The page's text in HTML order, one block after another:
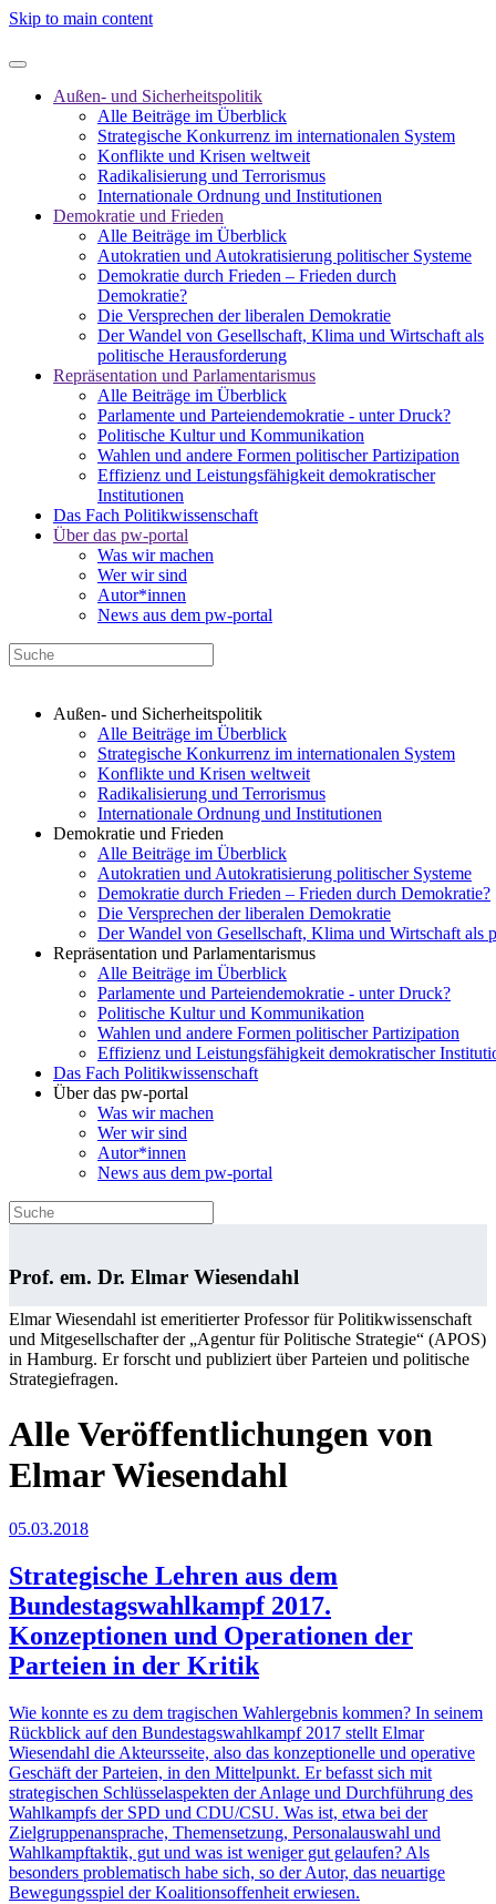
Skip to main content
Außen- und Sicherheitspolitik
Alle Beiträge im Überblick
Strategische Konkurrenz im internationalen System
Konflikte und Krisen weltweit
Radikalisierung und Terrorismus
Internationale Ordnung und Institutionen
Demokratie und Frieden
Alle Beiträge im Überblick
Autokratien und Autokratisierung politischer Systeme
Demokratie durch Frieden – Frieden durch
Demokratie?
Die Versprechen der liberalen Demokratie
Der Wandel von Gesellschaft, Klima und Wirtschaft als
politische Herausforderung
Repräsentation und Parlamentarismus
Alle Beiträge im Überblick
Parlamente und Parteiendemokratie - unter Druck?
Politische Kultur und Kommunikation
Wahlen und andere Formen politischer Partizipation
Effizienz und Leistungsfähigkeit demokratischer
Institutionen
Das Fach Politikwissenschaft
Über das pw-portal
Was wir machen
Wer wir sind
Autor*innen
News aus dem pw-portal
Außen- und Sicherheitspolitik
Alle Beiträge im Überblick
Strategische Konkurrenz im internationalen System
Konflikte und Krisen weltweit
Radikalisierung und Terrorismus
Internationale Ordnung und Institutionen
Demokratie und Frieden
Alle Beiträge im Überblick
Autokratien und Autokratisierung politischer Systeme
Demokratie durch Frieden – Frieden durch Demokratie?
Die Versprechen der liberalen Demokratie
Der Wandel von Gesellschaft, Klima und Wirtschaft als
Repräsentation und Parlamentarismus
Alle Beiträge im Überblick
Parlamente und Parteiendemokratie - unter Druck?
Politische Kultur und Kommunikation
Wahlen und andere Formen politischer Partizipation
Effizienz und Leistungsfähigkeit demokratischer
Das Fach Politikwissenschaft
Über das pw-portal
Was wir machen
Wer wir sind
Autor*innen
News aus dem pw-portal
Prof. em. Dr. Elmar Wiesendahl
Elmar Wiesendahl ist emeritierter Professor für Politikwissenschaft
und Mitgesellschafter der „Agentur für Politische Strategie“ (APOS)
in Hamburg. Er forscht und publiziert über Parteien und politische
Strategiefragen.
Alle Veröffentlichungen von
Elmar Wiesendahl
05.03.2018
Strategische Lehren aus dem
Bundestagswahlkampf 2017.
Konzeptionen und Operationen der
Parteien in der Kritik
Wie konnte es zu dem tragischen Wahlergebnis kommen? In seinem
Rückblick auf den Bundestagswahlkampf 2017 stellt Elmar
Wiesendahl die Akteursseite, also das konzeptionelle und operative
Geschäft der Parteien, in den Mittelpunkt. Er befasst sich mit
strategischen Schlüsselaspekten der Anlage und Durchführung des
Wahlkampfs der SPD und CDU/CSU. Was ist, etwa bei der
Zielgruppenansprache, Themensetzung, Personalauswahl und
Wahlkampftaktik, gut und was ist weniger gut gelaufen? Als
besonders problematisch habe sich, so der Autor, das neuartige
Bewegungsspiel der Koalitionsoffenheit erwiesen.